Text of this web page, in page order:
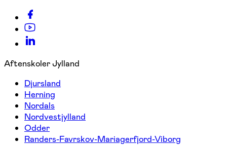
Aftenskoler Jylland
Djursland
Herning
Nordals
Nordvestjylland
Odder
Randers-Favrskov-Mariagerfjord-Viborg